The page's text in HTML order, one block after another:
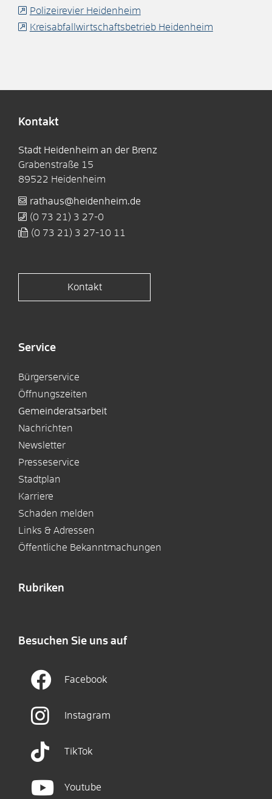
Polizeirevier Heidenheim
Kreisabfallwirtschaftsbetrieb Heidenheim
Kontakt
Stadt Heidenheim an der Brenz
Grabenstraße 15
89522 Heidenheim
rathaus@heidenheim.de
(0 73 21) 3 27-0
(0 73 21) 3 27-10 11
Kontakt
Service
Bürgerservice
Öffnungszeiten
Gemeinderatsarbeit
Nachrichten
Newsletter
Presseservice
Stadtplan
Karriere
Schaden melden
Links & Adressen
Öffentliche Bekanntmachungen
Rubriken
Besuchen Sie uns auf
Facebook
Instagram
TikTok
Youtube